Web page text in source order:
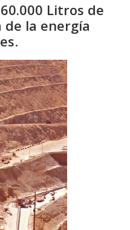
Litros de
de la energía
.